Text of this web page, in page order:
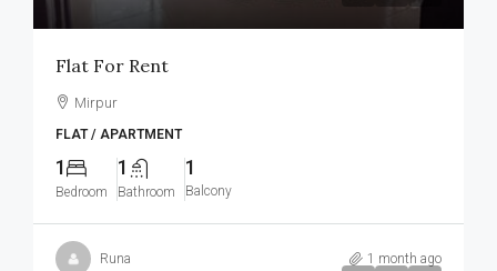
Flat For Rent
Mirpur
FLAT / APARTMENT
1
Bedroom
1
Bathroom
1
Balcony
Runa 1 month ago